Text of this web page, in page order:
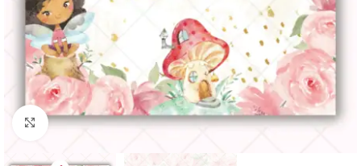
Clique para ampliar